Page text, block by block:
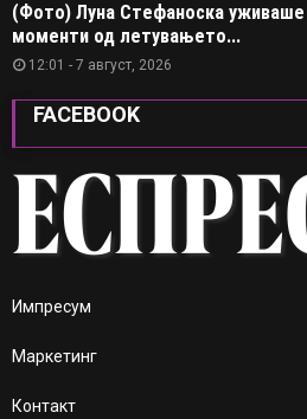
(Фото) Луна Стефаноска
моменти од летувањето...
12:01 - 7 август, 2026
FACEBOOK
Импресум
Маркетинг
Контакт